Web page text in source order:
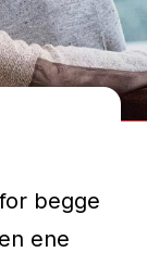
begge
ene